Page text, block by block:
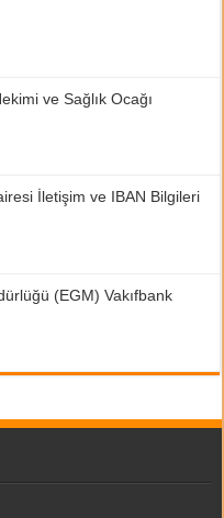
ve Sağlık Ocağı
İletişim ve IBAN Bilgileri
(EGM) Vakıfbank